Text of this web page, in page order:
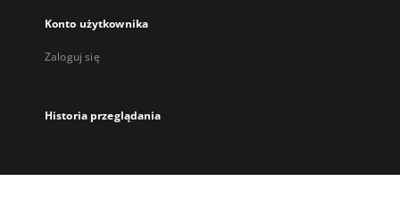
Konto użytkownika
Zaloguj się
Historia przeglądania